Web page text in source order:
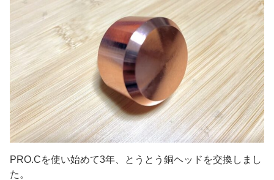
PRO.Cを使い始めて3年、とうとう銅ヘッドを交換しまし
た。